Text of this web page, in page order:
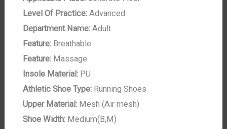
Level Of Practice: Advanced
Department Name: Adult
Feature: Breathable
Feature: Massage
Insole Material: PU
Athletic Shoe Type: Running Shoes
Upper Material: Mesh (Air mesh)
Shoe Width: Medium(B,M)